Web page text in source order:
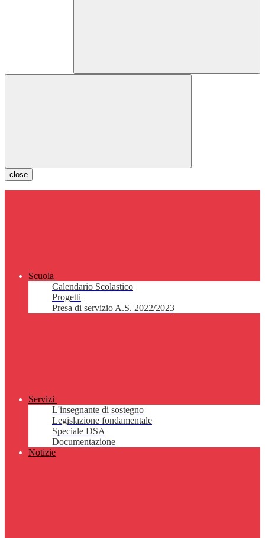
close
Scuola
Calendario Scolastico
Progetti
Presa di servizio A.S. 2022/2023
Servizi
L'insegnante di sostegno
Legislazione fondamentale
Speciale DSA
Documentazione
Notizie